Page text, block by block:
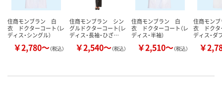
住商モンブラン 白
衣 ドクターコート（レ
ディス・シングル）
￥2,780～（税込）
住商モンブラン シン
グルドクターコート(レ
ディス・長袖・ひざ…
￥2,540～（税込）
住商モンブラン 白
衣 ドクターコート（レ
ディス・半袖）
￥2,510～（税込）
住商モン
衣 ドクタ
ディス・ダ
￥